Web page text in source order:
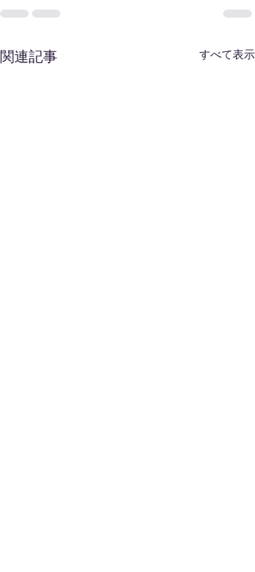
関連記事 すべて表示